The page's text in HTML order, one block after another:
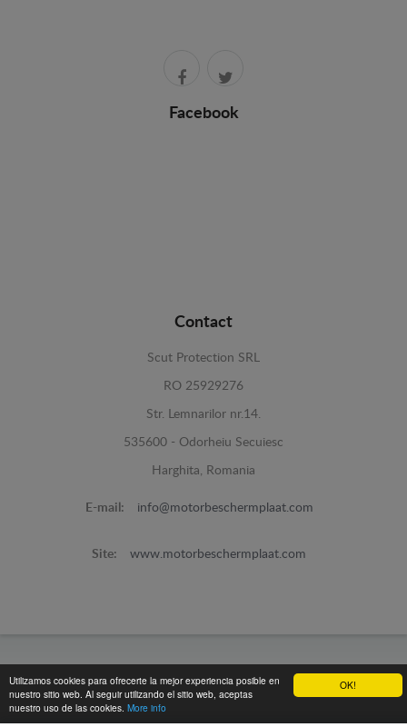
OK!
Utilizamos cookies para ofrecerte la mejor experiencia posible en
nuestro sitio web. Al seguir utilizando el sitio web, aceptas
nuestro uso de las cookies. More info
Facebook
Contact
Scut Protection SRL
RO 25929276
Str. Lemnarilor nr.14.
535600 - Odorheiu Secuiesc
Harghita, Romania
E-mail: info@motorbeschermplaat.com
Site: www.motorbeschermplaat.com